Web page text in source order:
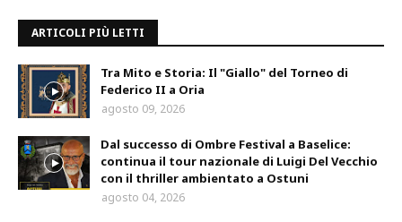
ARTICOLI PIÙ LETTI
Tra Mito e Storia: Il "Giallo" del Torneo di
Federico II a Oria
agosto 09, 2026
Dal successo di Ombre Festival a Baselice:
continua il tour nazionale di Luigi Del Vecchio
con il thriller ambientato a Ostuni
agosto 04, 2026